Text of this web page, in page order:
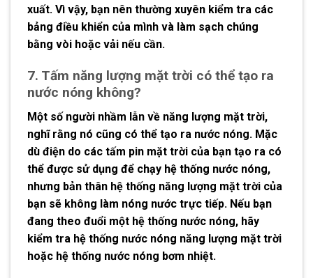
xuất. Vì vậy, bạn nên thường xuyên kiểm tra các
bảng điều khiển của mình và làm sạch chúng
bằng vòi hoặc vải nếu cần.
7. Tấm năng lượng mặt trời có thể tạo ra
nước nóng không?
Một số người nhầm lẫn về năng lượng mặt trời,
nghĩ rằng nó cũng có thể tạo ra nước nóng. Mặc
dù điện do các tấm pin mặt trời của bạn tạo ra có
thể được sử dụng để chạy hệ thống nước nóng,
nhưng bản thân hệ thống năng lượng mặt trời của
bạn sẽ không làm nóng nước trực tiếp. Nếu bạn
đang theo đuổi một hệ thống nước nóng, hãy
kiểm tra hệ thống nước nóng năng lượng mặt trời
hoặc hệ thống nước nóng bơm nhiệt.